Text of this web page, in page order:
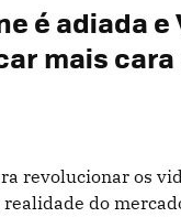
é adiada e
mais
revolucionar os
do